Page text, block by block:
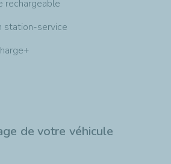
rechargeable
station-service
de votre véhicule